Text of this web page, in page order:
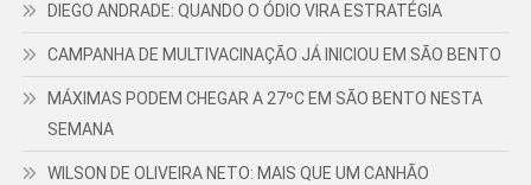
DIEGO ANDRADE: QUANDO O ÓDIO VIRA ESTRATÉGIA
CAMPANHA DE MULTIVACINAÇÃO JÁ INICIOU EM SÃO BENTO
MÁXIMAS PODEM CHEGAR A 27ºC EM SÃO BENTO NESTA
SEMANA
WILSON DE OLIVEIRA NETO: MAIS QUE UM CANHÃO